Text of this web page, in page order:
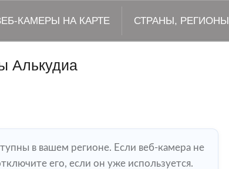
КАМЕРЫ НА КАРТЕ СТРАНЫ, РЕГИОНЫ
Алькудиа
в вашем регионе. Если веб-камера не
его, если он уже используется.